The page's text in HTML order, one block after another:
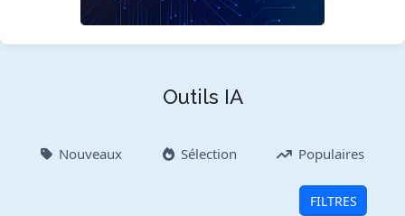
Outils IA
Nouveaux Sélection Populaires
FILTRES